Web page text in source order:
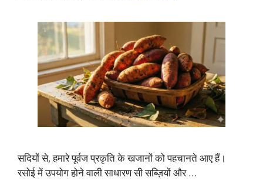
सदियों से, हमारे पूर्वज प्रकृति के खजानों को पहचानते आए हैं।
रसोई में उपयोग होने वाली साधारण सी सब्ज़ियों और …